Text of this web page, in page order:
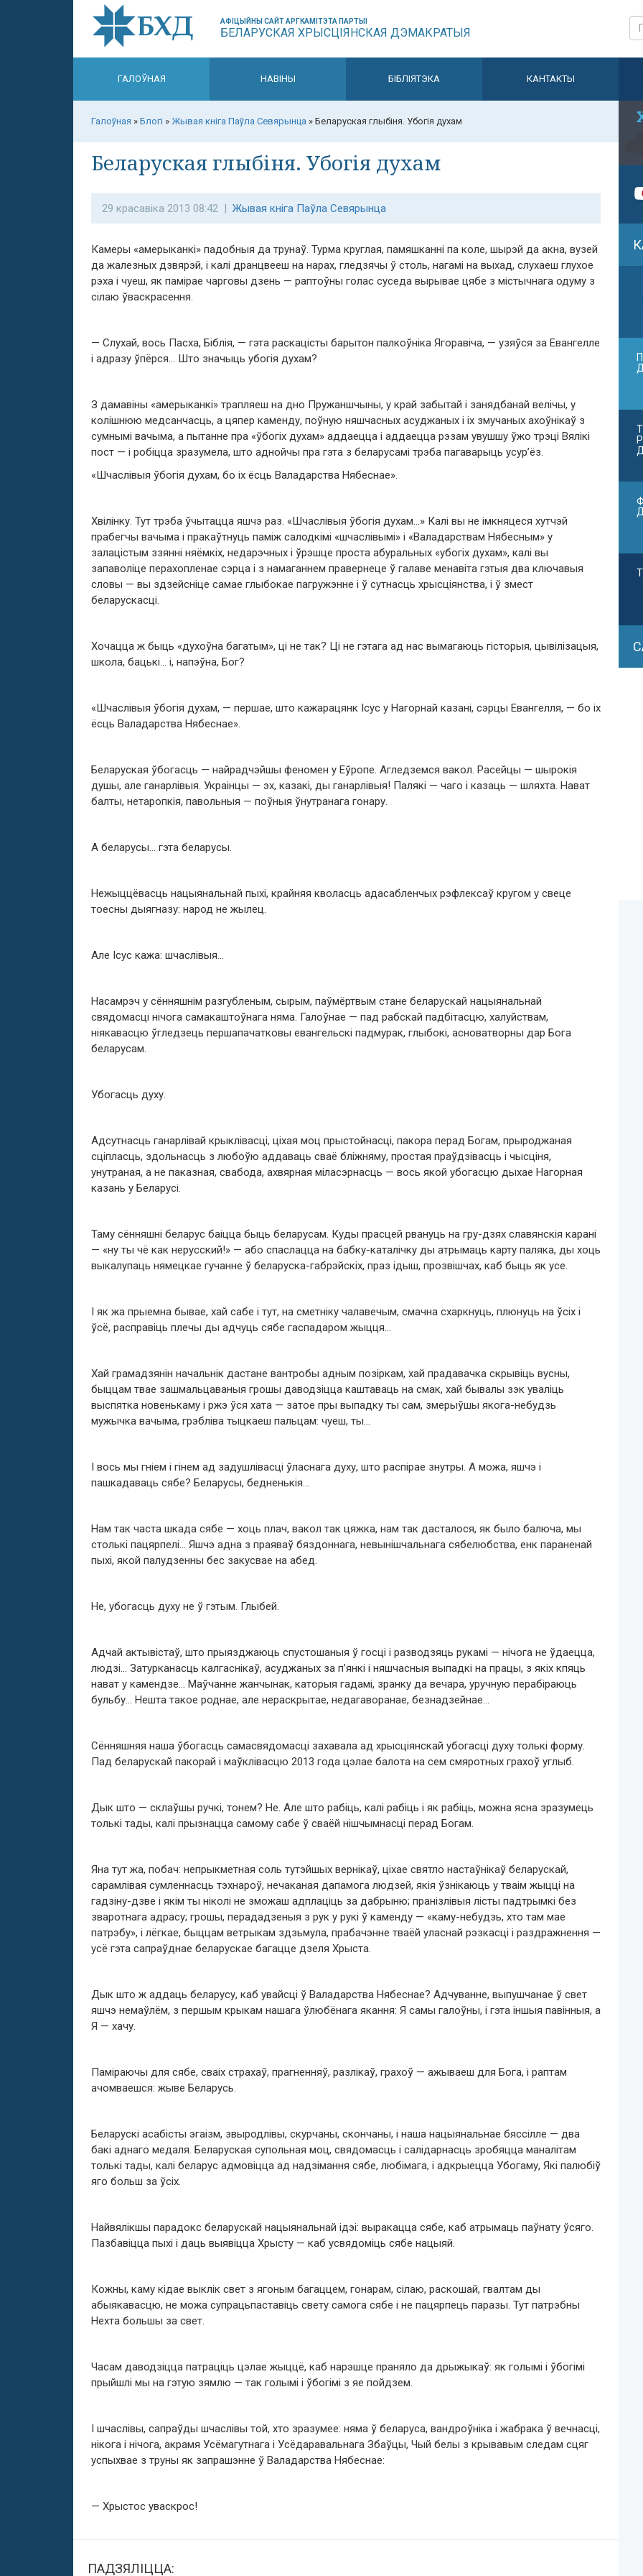
АФІЦЫЙНЫ САЙТ АРГКАМІТЭТА ПАРТЫІ
БЕЛАРУСКАЯ ХРЫСЦІЯНСКАЯ ДЭМАКРАТЫЯ
ГАЛОЎНАЯ НАВІНЫ БІБЛІЯТЭКА КАНТАКТЫ
Галоўная » Блогі » Жывая кніга Паўла Севярынца » Беларуская глыбіня. Убогія духам
Беларуская глыбіня. Убогія духам
29 красавіка 2013 08:42 | Жывая кніга Паўла Севярынца
Камеры «амерыканкі» падобныя да трунаў. Турма круглая, памяшканні па коле, шырэй да акна, вузей
да жалезных дзвярэй, і калі дранцвееш на нарах, гледзячы ў столь, нагамі на выхад, слухаеш глухое
рэха і чуеш, як памірае чарговы дзень — раптоўны голас суседа вырывае цябе з містычнага одуму з
сілаю ўваскрасення.
— Слухай, вось Пасха, Біблія, — гэта раскацісты барытон палкоўніка Ягоравіча, — узяўся за Евангелле
і адразу ўпёрся… Што значыць убогія духам?
З дамавіны «амерыканкі» трапляеш на дно Пружаншчыны, у край забытай і занядбанай велічы, у
колішнюю медсанчасць, а цяпер каменду, поўную няшчасных асуджаных і іх змучаных ахоўнікаў з
сумнымі вачыма, а пытанне пра «ўбогіх духам» аддаецца і аддаецца рэзам увушшу ўжо трэці Вялікі
пост — і робіцца зразумела, што аднойчы пра гэта з беларусамі трэба пагаварыць усур’ёз.
«Шчаслівыя ўбогія духам, бо іх ёсць Валадарства Нябеснае».
Хвілінку. Тут трэба ўчытацца яшчэ раз. «Шчаслівыя ўбогія духам…» Калі вы не імкняцеся хутчэй
прабегчы вачыма і пракаўтнуць паміж салодкімі «шчаслівымі» і «Валадарствам Нябесным» у
залацістым ззянні няёмкіх, недарэчных і ўрэшце проста абуральных «убогіх духам», калі вы
запаволіце перахопленае сэрца і з намаганнем правернеце ў галаве менавіта гэтыя два ключавыя
словы — вы здзейсніце самае глыбокае пагружэнне і ў сутнасць хрысціянства, і ў змест
беларускасці.
Хочацца ж быць «духоўна багатым», ці не так? Ці не гэтага ад нас вымагаюць гісторыя, цывілізацыя,
школа, бацькі… і, напэўна, Бог?
«Шчаслівыя ўбогія духам, — першае, што кажарацянк Ісус у Нагорнай казані, сэрцы Евангелля, — бо іх
ёсць Валадарства Нябеснае».
Беларуская ўбогасць — найрадчэйшы феномен у Еўропе. Агледземся вакол. Расейцы — шырокія
душы, але ганарлівыя. Украінцы — эх, казакі, ды ганарлівыя! Палякі — чаго і казаць — шляхта. Нават
балты, нетаропкія, павольныя — поўныя ўнутранага гонару.
А беларусы… гэта беларусы.
Нежыццёвасць нацыянальнай пыхі, крайняя кволасць адасабленчых рэфлексаў кругом у свеце
тоесны дыягназу: народ не жылец.
Але Ісус кажа: шчаслівыя…
Насамрэч у сённяшнім разгубленым, сырым, паўмёртвым стане беларускай нацыянальнай
свядомасці нічога самакаштоўнага няма. Галоўнае — пад рабскай падбітасцю, халуйствам,
ніякавасцю ўгледзець першапачатковы евангельскі падмурак, глыбокі, асноватворны дар Бога
беларусам.
Убогасць духу.
Адсутнасць ганарлівай крыклівасці, ціхая моц прыстойнасці, пакора перад Богам, прыроджаная
сціпласць, здольнасць з любоўю аддаваць сваё бліжняму, простая праўдзівасць і чысціня,
унутраная, а не паказная, свабода, ахвярная міласэрнасць — вось якой убогасцю дыхае Нагорная
казань у Беларусі.
Таму сённяшні беларус баіцца быць беларусам. Куды прасцей рвануць на гру-дзях славянскія карані
— «ну ты чё как нерусский!» — або спаслацца на бабку-каталічку ды атрымаць карту паляка, ды хоць
выкалупаць нямецкае гучанне ў беларуска-габрэйскіх, праз ідыш, прозвішчах, каб быць як усе.
І як жа прыемна бывае, хай сабе і тут, на сметніку чалавечым, смачна схаркнуць, плюнуць на ўсіх і
ўсё, расправіць плечы ды адчуць сябе гаспадаром жыцця…
Хай грамадзянін начальнік дастане вантробы адным позіркам, хай прадавачка скрывіць вусны,
быццам твае зашмальцаваныя грошы даводзіцца каштаваць на смак, хай бывалы зэк уваліць
выспятка новенькаму і ржэ ўся хата — затое пры выпадку ты сам, змерыўшы якога-небудзь
мужычка вачыма, грэбліва тыцкаеш пальцам: чуеш, ты…
І вось мы гніем і гінем ад задушлівасці ўласнага духу, што распірае знутры. А можа, яшчэ і
пашкадаваць сябе? Беларусы, бедненькія…
Нам так часта шкада сябе — хоць плач, вакол так цяжка, нам так дасталося, як было балюча, мы
столькі пацярпелі… Яшчэ адна з праяваў бяздоннага, невынішчальнага сябелюбства, енк параненай
пыхі, якой палудзенны бес закусвае на абед.
Не, убогасць духу не ў гэтым. Глыбей.
Адчай актывістаў, што прыязджаюць спустошаныя ў госці і разводзяць рукамі — нічога не ўдаецца,
людзі… Затурканасць калгаснікаў, асуджаных за п’янкі і няшчасныя выпадкі на працы, з якіх кпяць
нават у камендзе… Маўчанне жанчынак, каторыя гадамі, зранку да вечара, уручную перабіраюць
бульбу… Нешта такое роднае, але нераскрытае, недагаворанае, безнадзейнае…
Сённяшняя наша ўбогасць самасвядомасці захавала ад хрысціянскай убогасці духу толькі форму.
Пад беларускай пакорай і маўклівасцю 2013 года цэлае балота на сем смяротных грахоў углыб.
Дык што — склаўшы ручкі, тонем? Не. Але што рабіць, калі рабіць і як рабіць, можна ясна зразумець
толькі тады, калі прызнацца самому сабе ў сваёй нішчымнасці перад Богам.
Яна тут жа, побач: непрыкметная соль тутэйшых вернікаў, ціхае святло настаўнікаў беларускай,
сарамлівая сумленнасць тэхнароў, нечаканая дапамога людзей, якія ўзнікаюць у тваім жыцці на
гадзіну-дзве і якім ты ніколі не зможаш адплаціць за дабрыню; пранізлівыя лісты падтрымкі без
зваротнага адрасу; грошы, перададзеныя з рук у рукі ў каменду — «каму-небудзь, хто там мае
патрэбу», і лёгкае, быццам ветрыкам здзьмула, прабачэнне тваёй уласнай рэзкасці і раздражнення —
усё гэта сапраўднае беларускае багацце дзеля Хрыста.
Дык што ж аддаць беларусу, каб увайсці ў Валадарства Нябеснае? Адчуванне, выпушчанае ў свет
яшчэ немаўлём, з першым крыкам нашага ўлюбёнага якання: Я самы галоўны, і гэта іншыя павінныя, а
Я — хачу.
Паміраючы для сябе, сваіх страхаў, прагненняў, разлікаў, грахоў — ажываеш для Бога, і раптам
ачомваешся: жыве Беларусь.
Беларускі асабісты эгаізм, звыродлівы, скурчаны, скончаны, і наша нацыянальнае бяссілле — два
бакі аднаго медаля. Беларуская супольная моц, свядомасць і салідарнасць зробяцца маналітам
толькі тады, калі беларус адмовіцца ад надзімання сябе, любімага, і адкрыецца Убогаму, Які палюбіў
яго больш за ўсіх.
Найвялікшы парадокс беларускай нацыянальнай ідэі: выракацца сябе, каб атрымаць паўнату ўсяго.
Пазбавіцца пыхі і даць выявіцца Хрысту — каб усвядоміць сябе нацыяй.
Кожны, каму кідае выклік свет з ягоным багаццем, гонарам, сілаю, раскошай, гвалтам ды
абыякавасцю, не можа супрацьпаставіць свету самога сябе і не пацярпець паразы. Тут патрэбны
Нехта большы за свет.
Часам даводзіцца патраціць цэлае жыццё, каб нарэшце праняло да дрыжыкаў: як голымі і ўбогімі
прыйшлі мы на гэтую зямлю — так голымі і ўбогімі з яе пойдзем.
І шчаслівы, сапраўды шчаслівы той, хто зразумее: няма ў беларуса, вандроўніка і жабрака ў вечнасці,
нікога і нічога, акрамя Усёмагутнага і Усёдаравальнага Збаўцы, Чый белы з крывавым следам сцяг
успыхвае з труны як запрашэнне ў Валадарства Нябеснае:
— Хрыстос уваскрос!
ПАДЗЯЛІЦЦА: